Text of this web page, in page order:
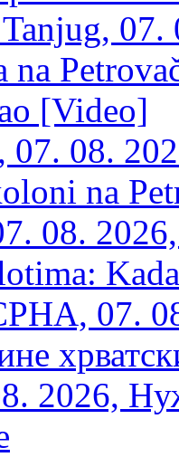
na
[Video]
07. 08.
na
08.
07.
2026,